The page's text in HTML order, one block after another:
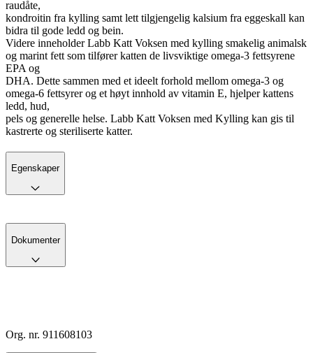
raudåte,
kondroitin fra kylling samt lett tilgjengelig kalsium fra eggeskall kan
bidra til gode ledd og bein.
Videre inneholder Labb Katt Voksen med kylling smakelig animalsk
og marint fett som tilfører katten de livsviktige omega-3 fettsyrene
EPA og
DHA. Dette sammen med et ideelt forhold mellom omega-3 og
omega-6 fettsyrer og et høyt innhold av vitamin E, hjelper kattens
ledd, hud,
pels og generelle helse. Labb Katt Voksen med Kylling kan gis til
kastrerte og steriliserte katter.
Egenskaper
Dokumenter
Org. nr. 911608103